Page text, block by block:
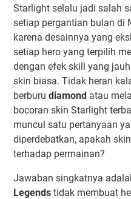
Starlight selalu jadi salah
setiap pergantian bulan di
karena desainnya yang
setiap hero yang terpilih
dengan efek skill yang
skin biasa. Tidak heran
berburu diamond atau
bocoran skin Starlight
muncul satu pertanyaan
diperdebatkan, apakah
terhadap permainan?
Jawaban singkatnya
Legends tidak membuat